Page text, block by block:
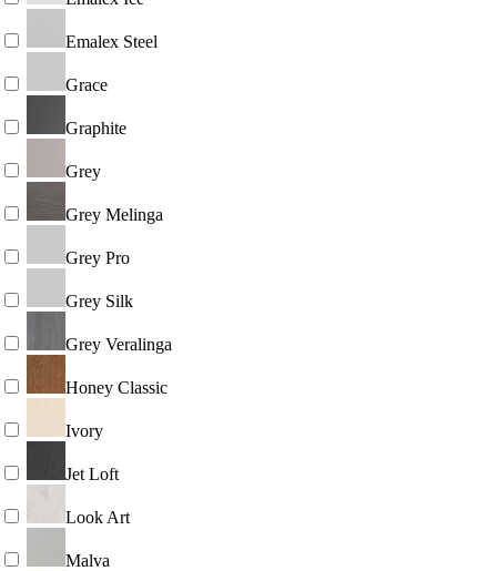
Emalex Steel
Grace
Graphite
Grey
Grey Melinga
Grey Pro
Grey Silk
Grey Veralinga
Honey Classic
Ivory
Jet Loft
Look Art
Malva